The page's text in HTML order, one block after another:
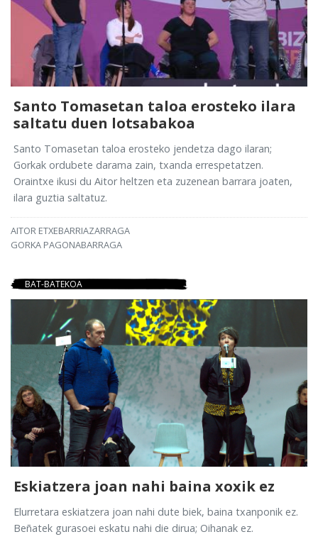
Santo Tomasetan taloa erosteko ilara
saltatu duen lotsabakoa
Santo Tomasetan taloa erosteko jendetza dago ilaran;
Gorkak ordubete darama zain, txanda errespetatzen.
Oraintxe ikusi du Aitor heltzen eta zuzenean barrara joaten,
ilara guztia saltatuz.
AITOR ETXEBARRIAZARRAGA
GORKA PAGONABARRAGA
BAT-BATEKOA
Eskiatzera joan nahi baina xoxik ez
Elurretara eskiatzera joan nahi dute biek, baina txanponik ez.
Beñatek gurasoei eskatu nahi die dirua; Oihanak ez.